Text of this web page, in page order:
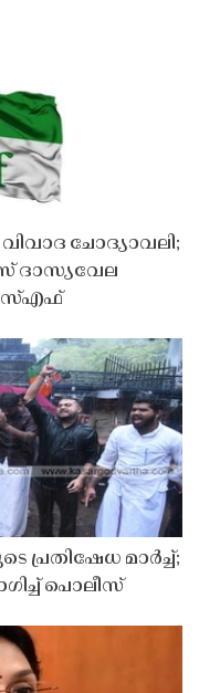
ചോദ്യാവലി;
ദാസ്യവേല
പ്രതിഷേധ മാർച്ച്;
പൊലീസ്